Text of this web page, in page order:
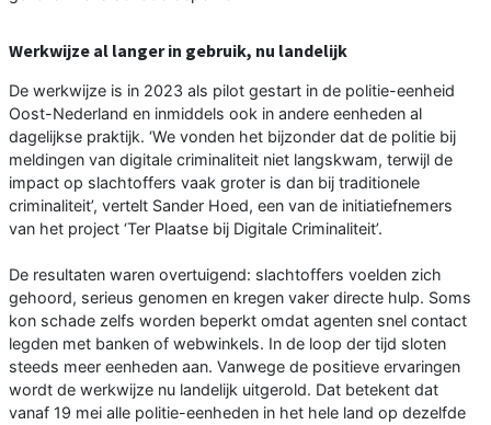
Werkwijze al langer in gebruik, nu landelijk
De werkwijze is in 2023 als pilot gestart in de politie-eenheid
Oost-Nederland en inmiddels ook in andere eenheden al
dagelijkse praktijk. ‘We vonden het bijzonder dat de politie bij
meldingen van digitale criminaliteit niet langskwam, terwijl de
impact op slachtoffers vaak groter is dan bij traditionele
criminaliteit’, vertelt Sander Hoed, een van de initiatiefnemers
van het project ‘Ter Plaatse bij Digitale Criminaliteit’.
De resultaten waren overtuigend: slachtoffers voelden zich
gehoord, serieus genomen en kregen vaker directe hulp. Soms
kon schade zelfs worden beperkt omdat agenten snel contact
legden met banken of webwinkels. In de loop der tijd sloten
steeds meer eenheden aan. Vanwege de positieve ervaringen
wordt de werkwijze nu landelijk uitgerold. Dat betekent dat
vanaf 19 mei alle politie-eenheden in het hele land op dezelfde